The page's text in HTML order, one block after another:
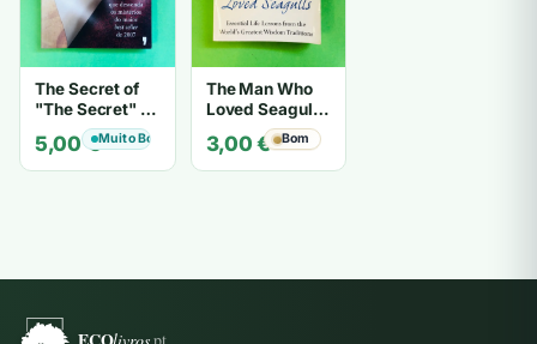
The Secret of
"The Secret" O
Segredo de "O
Segredo" -
Karen Kelly
5,00€Muito Bom
The Man Who
Loved Seagulls
3,00€ Bom